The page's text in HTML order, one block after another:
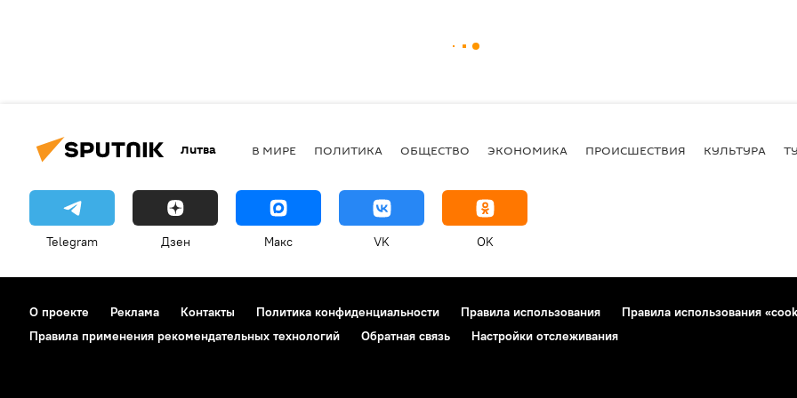
Литва В МИРЕ ПОЛИТИКА ОБЩЕСТВО ЭКОНОМИКА ПРОИСШЕСТВИЯ КУЛЬТУРА
Telegram Дзен Макс VK OK
О проекте Реклама Контакты Политика конфиденциальности Правила использования
Правила использования
Правила применения рекомендательных технологий
Обратная связь Настройки отслеживания